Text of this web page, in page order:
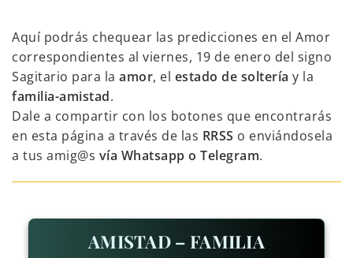
Aquí podrás chequear las predicciones en el Amor
correspondientes al viernes, 19 de enero del signo
Sagitario para la amor, el estado de soltería y la
familia-amistad.
Dale a compartir con los botones que encontrarás
en esta página a través de las RRSS o enviándosela
a tus amig@s vía Whatsapp o Telegram.
AMISTAD – FAMILIA